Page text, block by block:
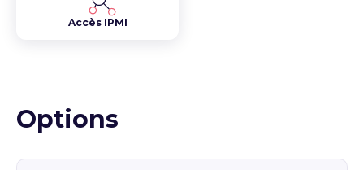
Accès IPMI
Options